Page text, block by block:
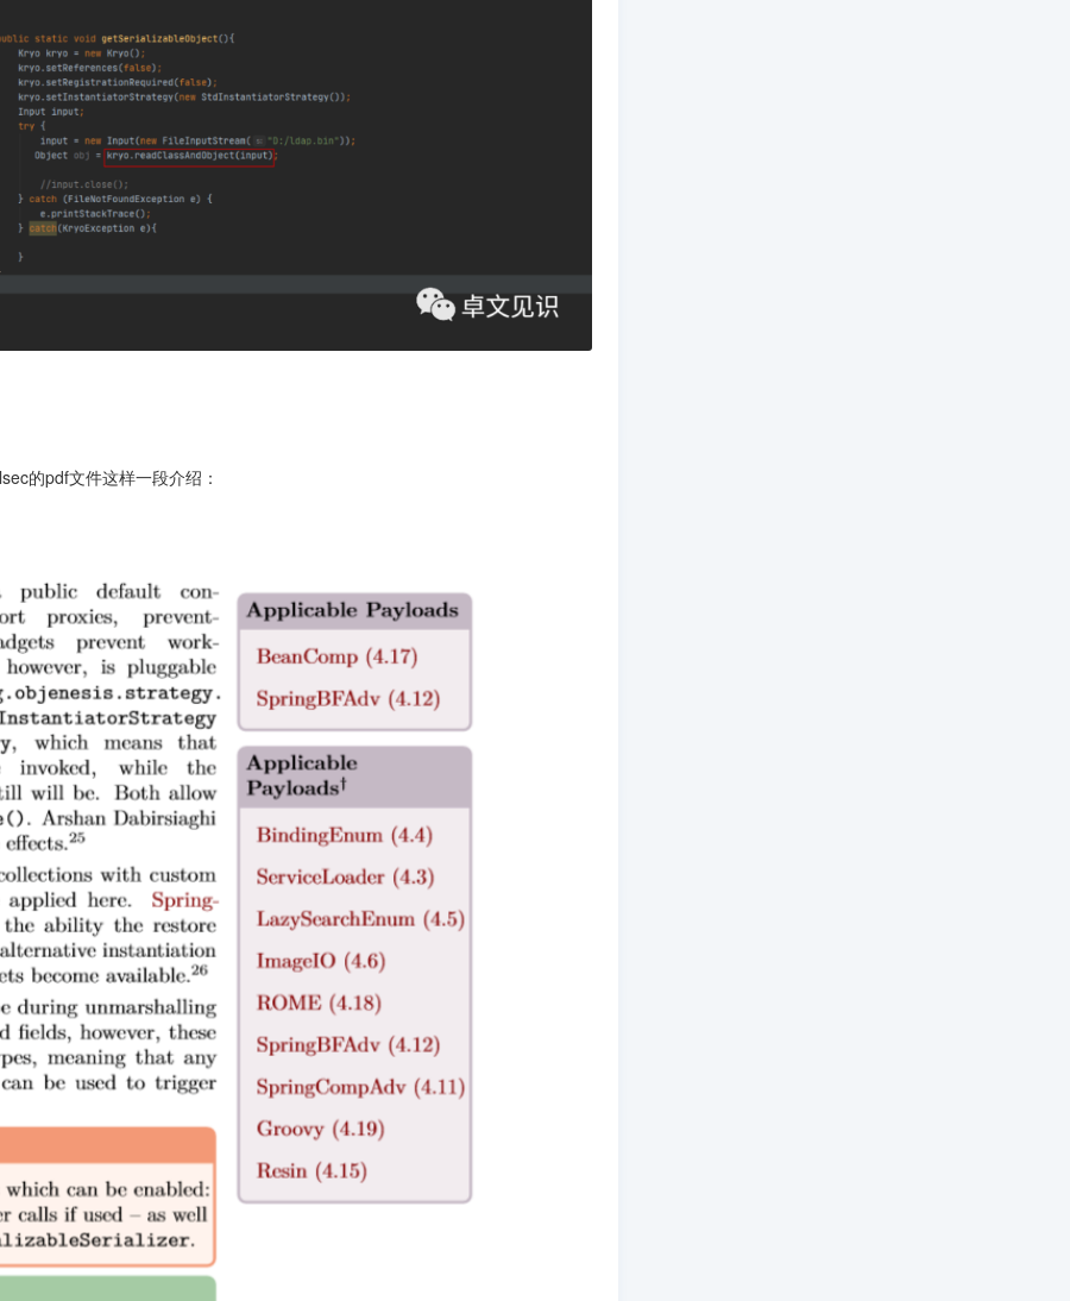
的pdf文件这样一段介绍：